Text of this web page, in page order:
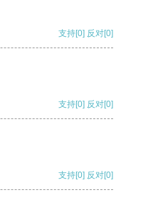
支持[0] 反对[0]
支持[0] 反对[0]
支持[0] 反对[0]